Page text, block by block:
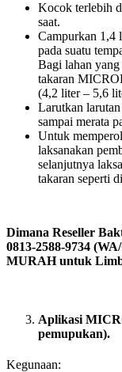
Kocok terlebih
saat.
Campurkan 1,4
pada suatu
Bagi lahan
takaran
(4,2 liter – 5,6
Larutkan
sampai merata
Untuk
laksanakan
selanjutnya
takaran seperti
Dimana Reseller
0813-2588-9734
MURAH untuk
Aplikasi
pemupukan).
Kegunaan: